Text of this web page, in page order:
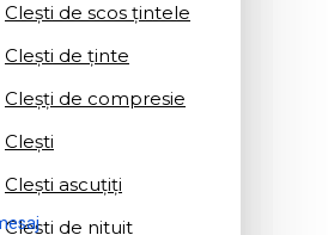
Clești de scos țintele
Clești de ținte
Cleșți de compresie
Cleşti
Clești ascuțiți
Cleşti de nituit